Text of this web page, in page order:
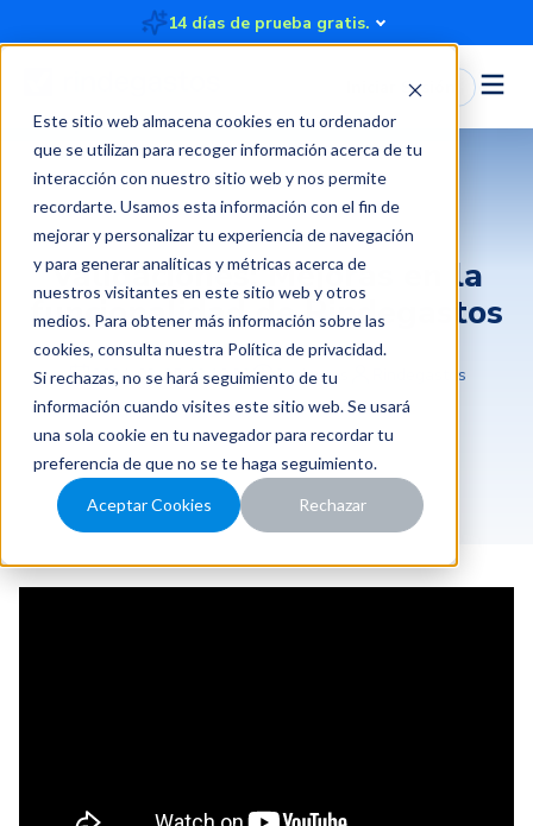
Este sitio web almacena cookies en tu ordenador
que se utilizan para recoger información acerca de tu
interacción con nuestro sitio web y nos permite
recordarte. Usamos esta información con el fin de
mejorar y personalizar tu experiencia de navegación
y para generar analíticas y métricas acerca de
nuestros visitantes en este sitio web y otros
medios. Para obtener más información sobre las
cookies, consulta nuestra Política de privacidad.
Si rechazas, no se hará seguimiento de tu
información cuando visites este sitio web. Se usará
una sola cookie en tu navegador para recordar tu
preferencia de que no se te haga seguimiento.
Aceptar Cookies Rechazar
14 días de prueba gratis.
Iniciar Sesión
Validaciones: Mejoras en la
funcionalidad de Rindegastos
2024-03-25 12:10:32 2 minutos Rindegastos